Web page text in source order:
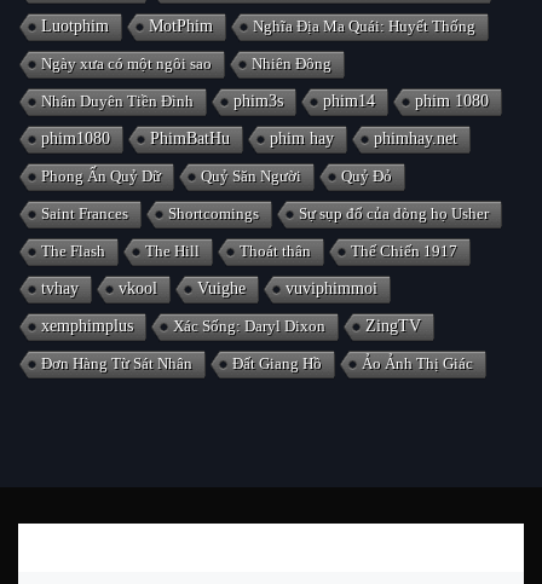
Luotphim MotPhim Nghĩa Địa Ma Quái: Huyết Thống
Ngày xưa có một ngôi sao Nhiên Đông
Nhân Duyên Tiền Đình phim3s phim14 phim 1080
phim1080 PhimBatHu phim hay phimhay.net
Phong Ấn Quỷ Dữ Quỷ Săn Người Quỷ Đỏ
Saint Frances Shortcomings Sự sụp đổ của dòng họ Usher
The Flash The Hill Thoát thân Thế Chiến 1917
tvhay vkool Vuighe vuviphimmoi
xemphimplus Xác Sống: Daryl Dixon ZingTV
Đơn Hàng Từ Sát Nhân Đất Giang Hồ Ảo Ảnh Thị Giác